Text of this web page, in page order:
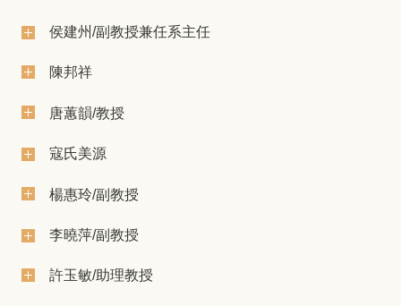
侯建州/副教授兼任系主任
陳邦祥
唐蕙韻/教授
寇氏美源
楊惠玲/副教授
李曉萍/副教授
許玉敏/助理教授